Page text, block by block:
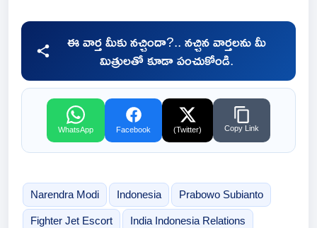
ఈ వార్త మీకు నచ్చిందా?.. నచ్చిన వార్తలను మీ
మిత్రులతో కూడా పంచుకోండి.
WhatsApp Facebook (Twitter) Copy Link
Narendra Modi Indonesia Prabowo Subianto
Fighter Jet Escort India Indonesia Relations